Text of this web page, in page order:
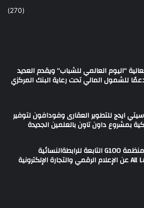
(270)
“اليوم العالمي للشباب” ويقدم العديد
للشمول المالي تحت رعاية البنك المركزي
ايدج للتطوير العقارى وفودافون لتوفير
چرمين عامر تنضم إلى منظمة G100 التابعة للرابطةالنسائية